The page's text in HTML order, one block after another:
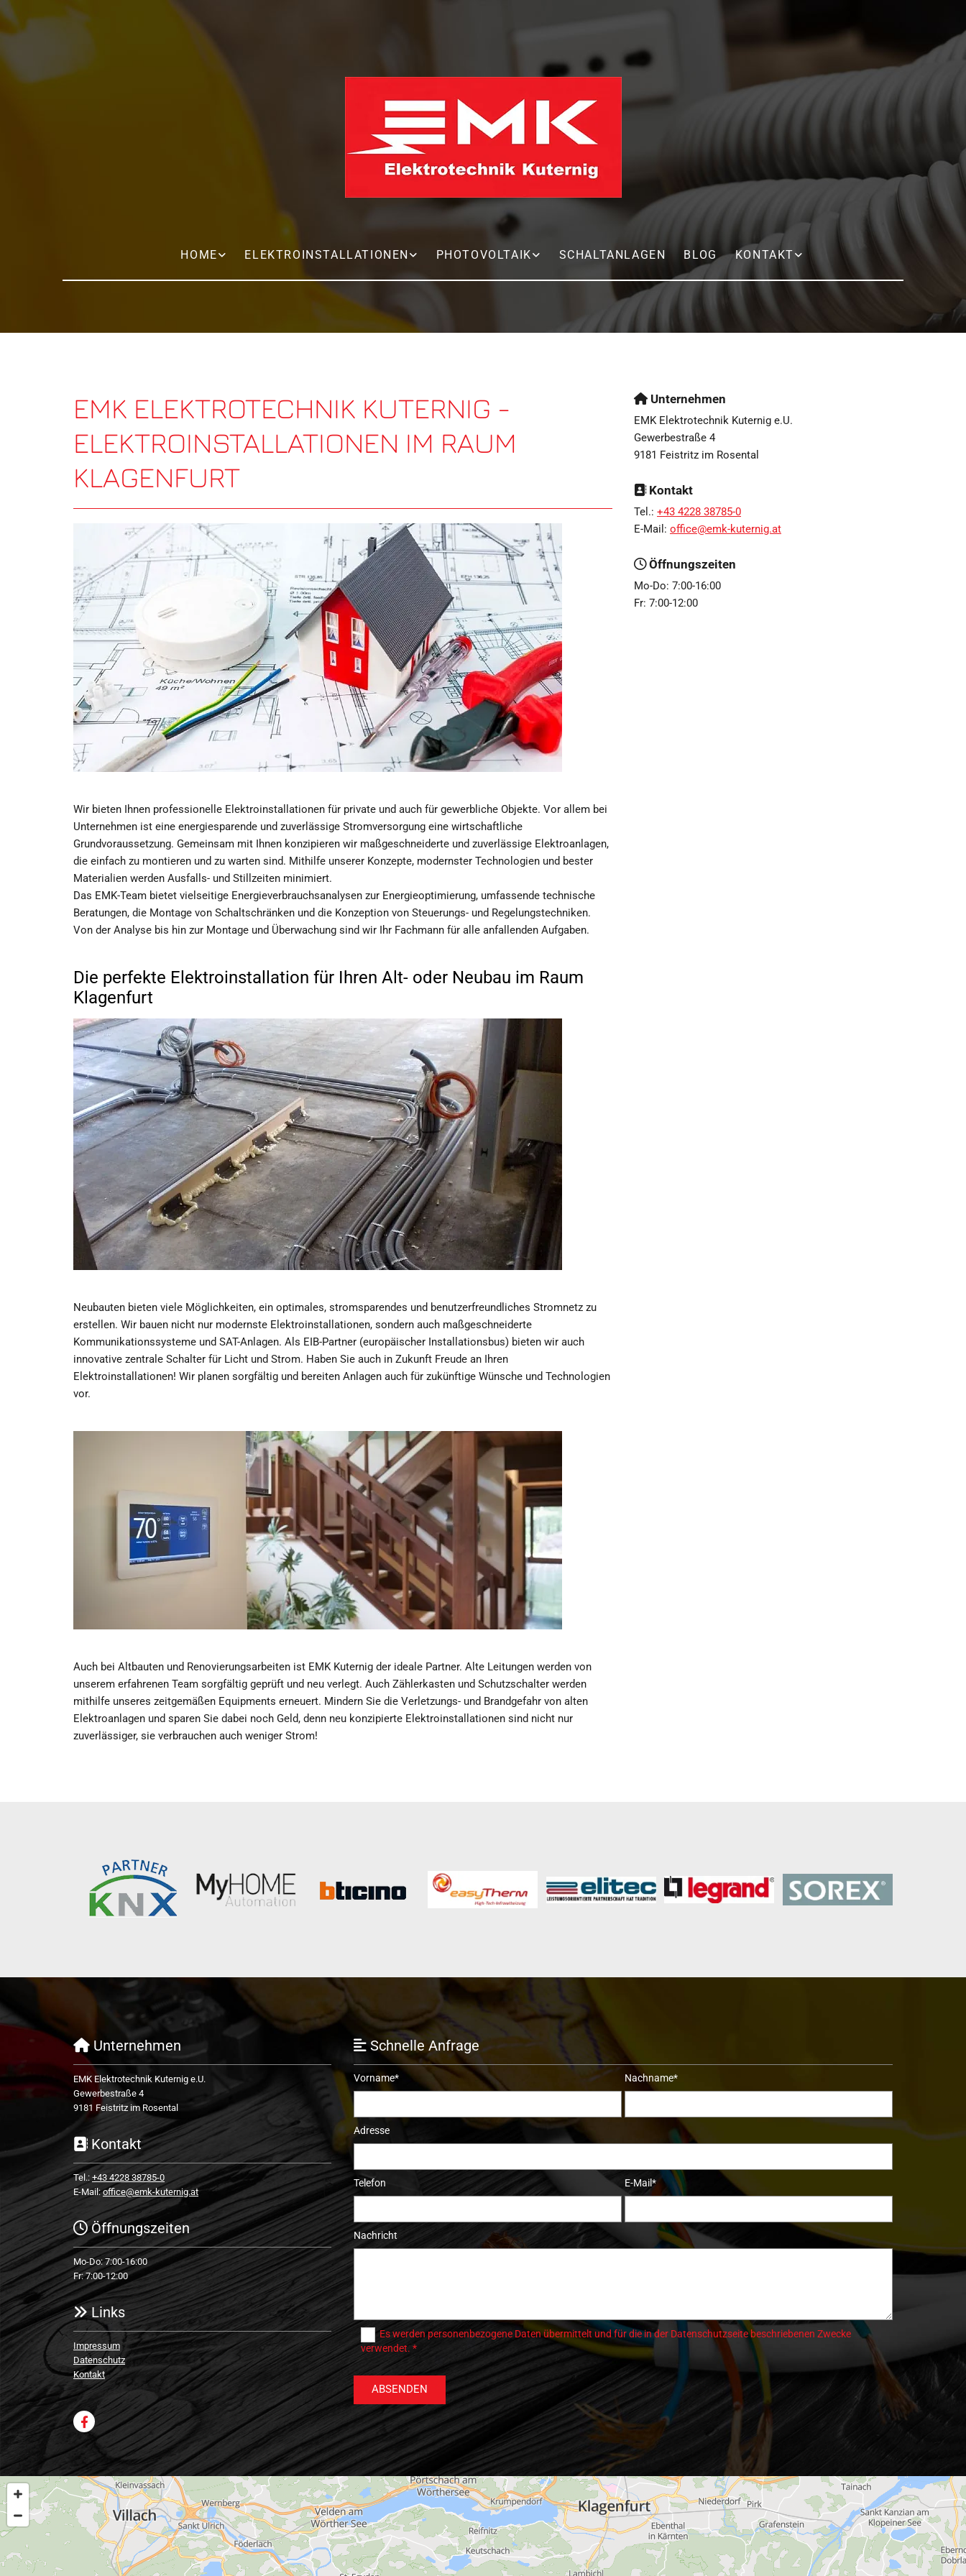
HOME ELEKTROINSTALLATIONEN PHOTOVOLTAIK SCHALTANLAGEN BLOG KONTAKT
EMK ELEKTROTECHNIK KUTERNIG -
ELEKTROINSTALLATIONEN IM RAUM
KLAGENFURT
Wir bieten Ihnen professionelle Elektroinstallationen für private und auch für gewerbliche Objekte. Vor allem bei
Unternehmen ist eine energiesparende und zuverlässige Stromversorgung eine wirtschaftliche
Grundvoraussetzung. Gemeinsam mit Ihnen konzipieren wir maßgeschneiderte und zuverlässige Elektroanlagen,
die einfach zu montieren und zu warten sind. Mithilfe unserer Konzepte, modernster Technologien und bester
Materialien werden Ausfalls- und Stillzeiten minimiert.
Das EMK-Team bietet vielseitige Energieverbrauchsanalysen zur Energieoptimierung, umfassende technische
Beratungen, die Montage von Schaltschränken und die Konzeption von Steuerungs- und Regelungstechniken.
Von der Analyse bis hin zur Montage und Überwachung sind wir Ihr Fachmann für alle anfallenden Aufgaben.
Die perfekte Elektroinstallation für Ihren Alt- oder Neubau im Raum
Klagenfurt
Neubauten bieten viele Möglichkeiten, ein optimales, stromsparendes und benutzerfreundliches Stromnetz zu
erstellen. Wir bauen nicht nur modernste Elektroinstallationen, sondern auch maßgeschneiderte
Kommunikationssysteme und SAT-Anlagen. Als EIB-Partner (europäischer Installationsbus) bieten wir auch
innovative zentrale Schalter für Licht und Strom. Haben Sie auch in Zukunft Freude an Ihren
Elektroinstallationen! Wir planen sorgfältig und bereiten Anlagen auch für zukünftige Wünsche und Technologien
vor.
Auch bei Altbauten und Renovierungsarbeiten ist EMK Kuternig der ideale Partner. Alte Leitungen werden von
unserem erfahrenen Team sorgfältig geprüft und neu verlegt. Auch Zählerkasten und Schutzschalter werden
mithilfe unseres zeitgemäßen Equipments erneuert. Mindern Sie die Verletzungs- und Brandgefahr von alten
Elektroanlagen und sparen Sie dabei noch Geld, denn neu konzipierte Elektroinstallationen sind nicht nur
zuverlässiger, sie verbrauchen auch weniger Strom!
 Unternehmen
EMK Elektrotechnik Kuternig e.U.
Gewerbestraße 4
9181 Feistritz im Rosental
Kontakt
Tel.: +43 4228 38785-0
E-Mail: office@emk-kuternig.at
Öffnungszeiten
Mo-Do: 7:00-16:00
Fr: 7:00-12:00
Unternehmen
EMK Elektrotechnik Kuternig e.U.
Gewerbestraße 4
9181 Feistritz im Rosental
 Kontakt
Tel.: +43 4228 38785-0
E-Mail:office@emk-kuternig.at
Öffnungszeiten
Mo-Do: 7:00-16:00
Fr: 7:00-12:00
Links
Impressum
Datenschutz
Kontakt
Schnelle Anfrage
Vorname* Nachname*
Adresse
Telefon E-Mail*
Nachricht
Es werden personenbezogene Daten übermittelt und für die in der Datenschutzseite beschriebenen Zwecke
verwendet. *